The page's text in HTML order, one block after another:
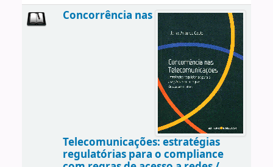
Concorrência nas
Telecomunicações: estratégias
regulatórias para o compliance